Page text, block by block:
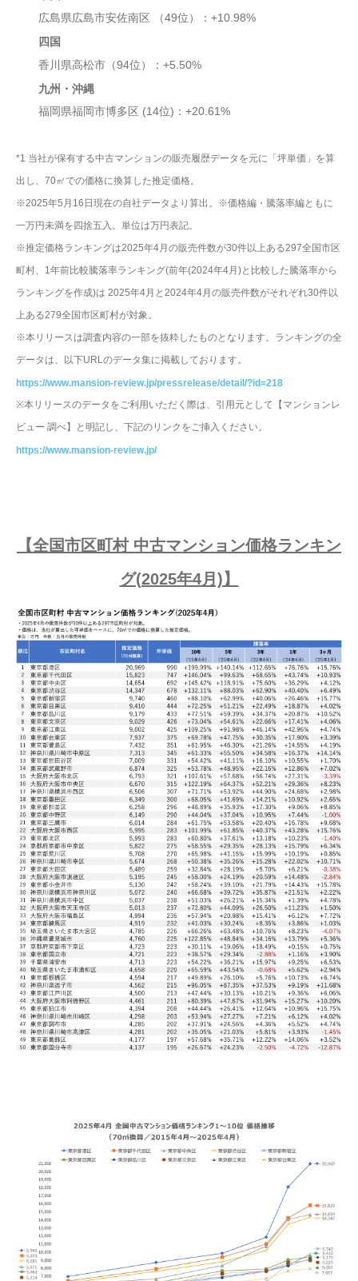
広島県広島市安佐南区 （49位）：+10.98%
四国
香川県高松市（94位）：+5.50%
九州・沖縄
福岡県福岡市博多区 (14位)：+20.61%
*1 当社が保有する中古マンションの販売履歴データを元に「坪単価」を算
出し、70㎡での価格に換算した推定価格。
※2025年5月16日現在の自社データより算出。※価格編・騰落率編ともに
一万円未満を四捨五入。単位は万円表記。
※推定価格ランキングは2025年4月の販売件数が30件以上ある297全国市区
町村、1年前比較騰落率ランキング(前年(2024年4月)と比較した騰落率から
ランキングを作成)は 2025年4月と2024年4月の販売件数がそれぞれ30件以
上ある279全国市区町村が対象。
※本リリースは調査内容の一部を抜粋したものとなります。ランキングの全
データは、以下URLのデータ集に掲載しております。
https://www.mansion-review.jp/pressrelease/detail/?id=218
※本リリースのデータをご利用いただく際は、引用元として【マンションレ
ビュー 調べ】と明記し、下記のリンクをご挿入ください。
https://www.mansion-review.jp/
【全国市区町村 中古マンション価格ランキン
グ(2025年4月)】